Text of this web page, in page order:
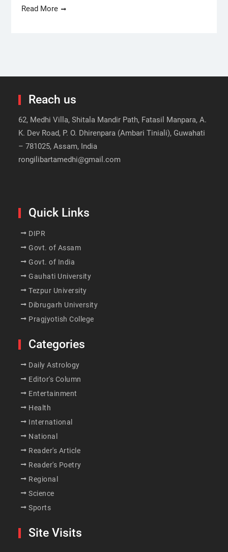
Read More
Reach us
62, Medhi Villa, Shitala Mandir Path, Fatasil Manpara, A.
K. Dev Road, P. O. Dhirenpara (Ambari Tiniali), Guwahati
– 781025, Assam, India
rongilibartamedhi@gmail.com
Quick Links
DIPR
Govt. of Assam
Govt. of India
Gauhati University
Tezpur University
Dibrugarh University
Pragjyotish College
Categories
Daily Astrology
Editor's Column
Entertainment
Health
International
National
Reader's Article
Reader's Poetry
Regional
Science
Sports
Site Visits